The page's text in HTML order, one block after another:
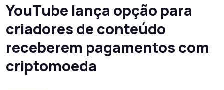
YouTube lança opção para
criadores de conteúdo
receberem pagamentos com
criptomoeda